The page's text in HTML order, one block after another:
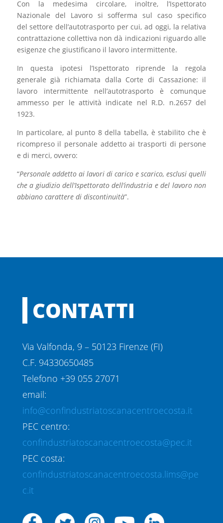
Con la medesima circolare, inoltre, l’Ispettorato
Nazionale del Lavoro si sofferma sul caso specifico
del settore dell’autotrasporto per cui, ad oggi, la relativa
contrattazione collettiva non dà indicazioni riguardo alle
esigenze che giustificano il lavoro intermittente.
In questa ipotesi l’Ispettorato riprende la regola
generale già richiamata dalla Corte di Cassazione: il
lavoro intermittente nell’autotrasporto è comunque
ammesso per le attività indicate nel R.D. n.2657 del
1923.
In particolare, al punto 8 della tabella, è stabilito che è
ricompreso il personale addetto ai trasporti di persone
e di merci, ovvero:
“Personale addetto ai lavori di carico e scarico, esclusi quelli
che a giudizio dell’Ispettorato dell’industria e del lavoro non
abbiano carattere di discontinuità”.
CONTATTI
Via Valfonda, 9 – 50123 Firenze (FI)
C.F. 94330650485
Telefono +39 055 27071
email:
info@confindustriatoscanacentroecosta.it
PEC centro:
confindustriatoscanacentroecosta@pec.it
PEC costa:
confindustriatoscanacentroecosta.lims@pe
c.it